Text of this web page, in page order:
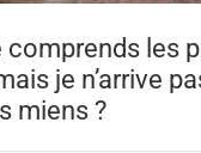
comprends les
je n’arrive
miens ?